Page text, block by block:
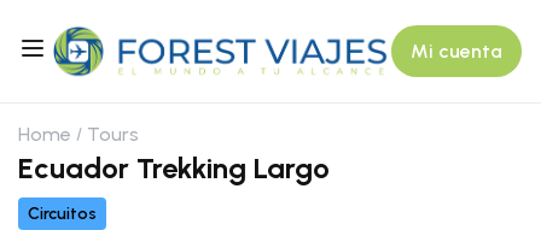
Mi cuenta
Home Tours
Ecuador Trekking Largo
Circuitos